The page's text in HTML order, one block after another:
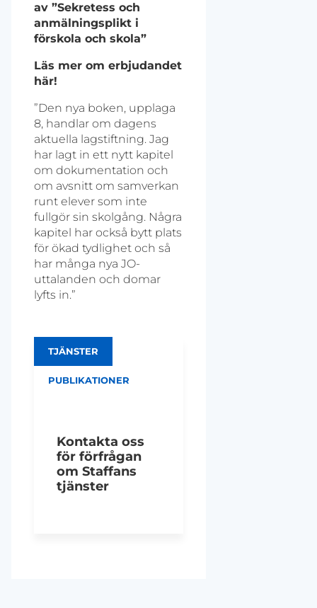
av ”Sekretess och
anmälningsplikt i
förskola och skola”
Läs mer om erbjudandet
här!
”Den nya boken, upplaga
8, handlar om dagens
aktuella lagstiftning. Jag
har lagt in ett nytt kapitel
om dokumentation och
om avsnitt om samverkan
runt elever som inte
fullgör sin skolgång. Några
kapitel har också bytt plats
för ökad tydlighet och så
har många nya JO-
uttalanden och domar
lyfts in.”
TJÄNSTER
PUBLIKATIONER
Kontakta oss
för förfrågan
om Staffans
tjänster